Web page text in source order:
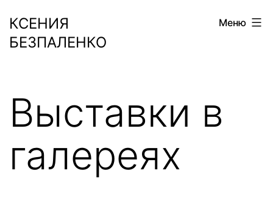
содержимому
КСЕНИЯ
БЕЗПАЛЕНКО
Меню
Выставки в
галереях